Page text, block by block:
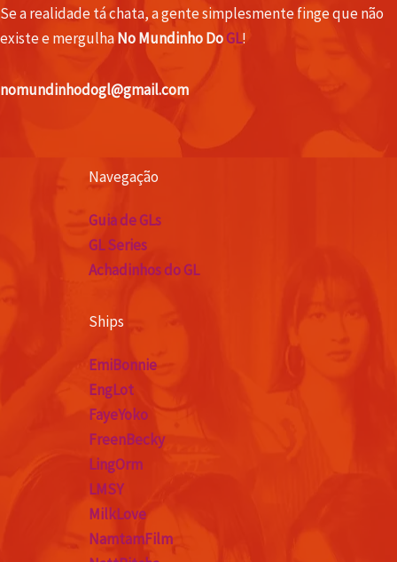
Se a realidade tá chata, a gente simplesmente finge que não
existe e mergulhaNo Mundinho DoGL!
nomundinhodogl@gmail.com
Navegação
Guia de GLs
GL Series
Achadinhos do GL
Ships
EmiBonnie
EngLot
FayeYoko
FreenBecky
LingOrm
LMSY
MilkLove
NamtamFilm